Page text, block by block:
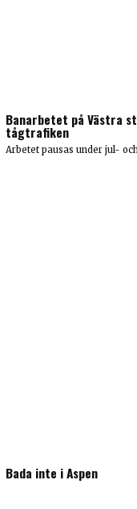
Banarbetet på Västra
tågtrafiken
Arbetet pausas under jul-
Bada inte i Aspen